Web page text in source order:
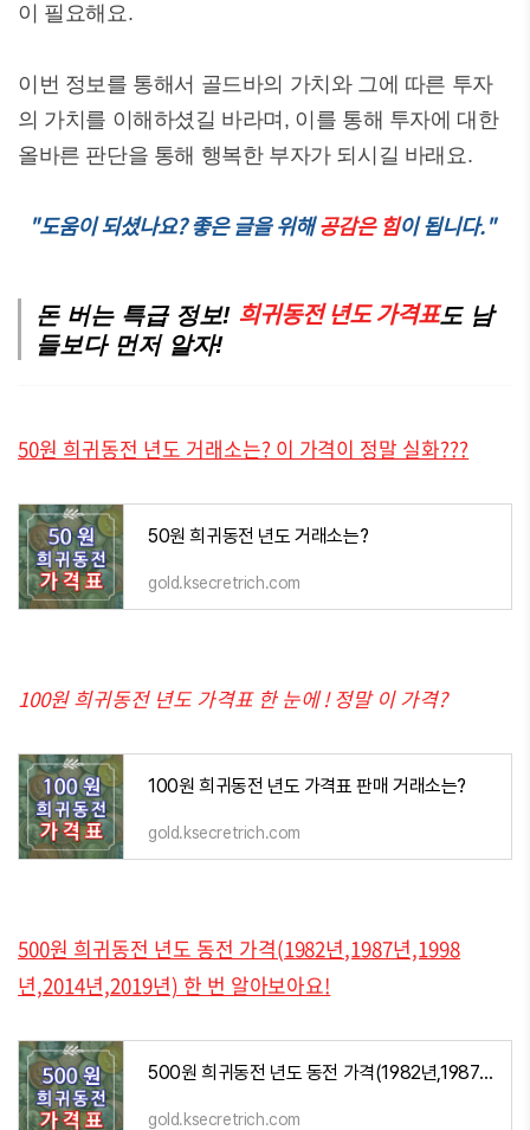
이 필요해요.
이번 정보를 통해서 골드바의 가치와 그에 따른 투자
의 가치를 이해하셨길 바라며, 이를 통해 투자에 대한
올바른 판단을 통해 행복한 부자가 되시길 바래요.
"도움이 되셨나요? 좋은 글을 위해공감은 힘이 됩니다."
돈 버는 특급 정보! 희귀동전 년도 가격표도 남
들보다 먼저 알자!
50원 희귀동전 년도 거래소는? 이 가격이 정말 실화???
50원 희귀동전 년도 거래소는?
gold.ksecretrich.com
100원 희귀동전 년도 가격표 한 눈에 ! 정말 이 가격?
100원 희귀동전 년도 가격표 판매 거래소는?
gold.ksecretrich.com
500원 희귀동전 년도 동전 가격(1982년,1987년,1998
년,2014년,2019년) 한 번 알아보아요!
500원 희귀동전 년도 동전 가격(1982년,1987년,1998년,2014년,2019년)
gold.ksecretrich.com